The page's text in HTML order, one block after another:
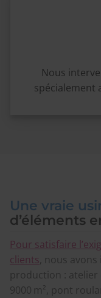
Nous
spécialement
Une vraie
d’éléments
Pour satisfaire
clients, nous
production : atelier
9000 m², pont